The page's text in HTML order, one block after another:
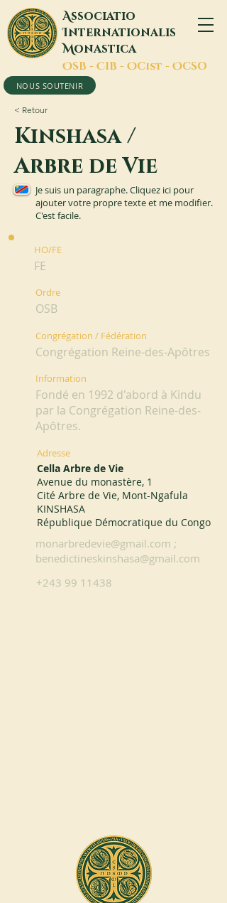
Associatio
Internationalis
Monastica
OSB - CIB - OCist - OCSO
NOUS SOUTENIR
< Retour
Kinshasa /
Arbre de Vie
Je suis un paragraphe. Cliquez ici pour
ajouter votre propre texte et me modifier.
C'est facile.
HO/FE
FE
Ordre
OSB
Congrégation / Fédération
Congrégation Reine-des-Apôtres
Information
Fondé en 1992 d'abord à Kindu
par la Congrégation Reine-des-
Apôtres.
Adresse
Cella Arbre de Vie
Avenue du monastère, 1
Cité Arbre de Vie, Mont-Ngafula
KINSHASA
République Démocratique du Congo
monarbredevie@gmail.com ;
benedictineskinshasa@gmail.com
+243 99 11438